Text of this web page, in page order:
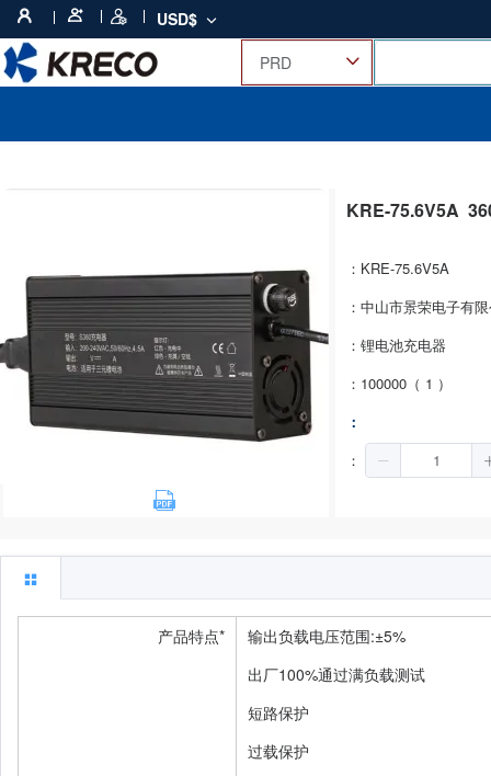
USD$
KRE-75.6V5A
：KRE-75.6V5A
：中山市景荣电子有
：锂电池充电器
：100000（ 1 ）
：
：
产品特点*
输出负载电压范围:±5%
出厂100%通过满负载测试
短路保护
过载保护